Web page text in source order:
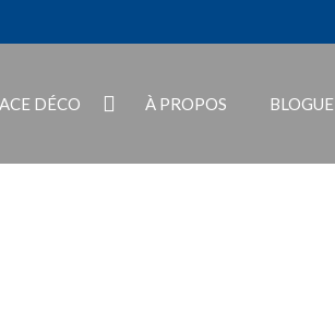
DÉCO À PROPOS BLOGUE